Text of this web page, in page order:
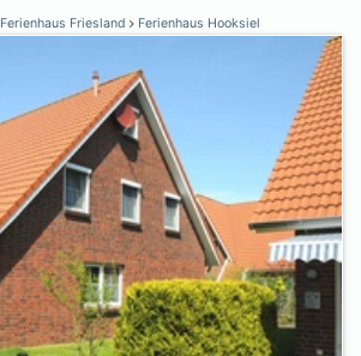
Ferienhaus Friesland Ferienhaus Hooksiel